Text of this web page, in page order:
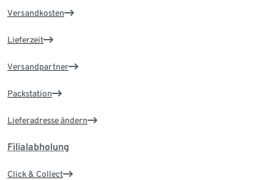
Versandkosten
Lieferzeit
Versandpartner
Packstation
Lieferadresse ändern
Filialabholung
Click & Collect